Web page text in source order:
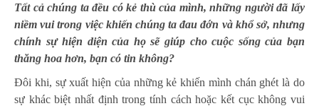
Tất cả chúng ta đều có kẻ thù của mình, những người đã lấy
niềm vui trong việc khiến chúng ta đau đớn và khổ sở, nhưng
chính sự hiện diện của họ sẽ giúp cho cuộc sống của bạn
thăng hoa hơn, bạn có tin không?
Đôi khi, sự xuất hiện của những kẻ khiến mình chán ghét là do
sự khác biệt nhất định trong tính cách hoặc kết cục không vui